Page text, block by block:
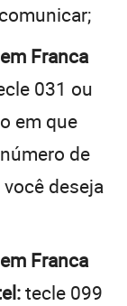
Franca
031 ou
em que
de
deseja
Franca
tecle 099